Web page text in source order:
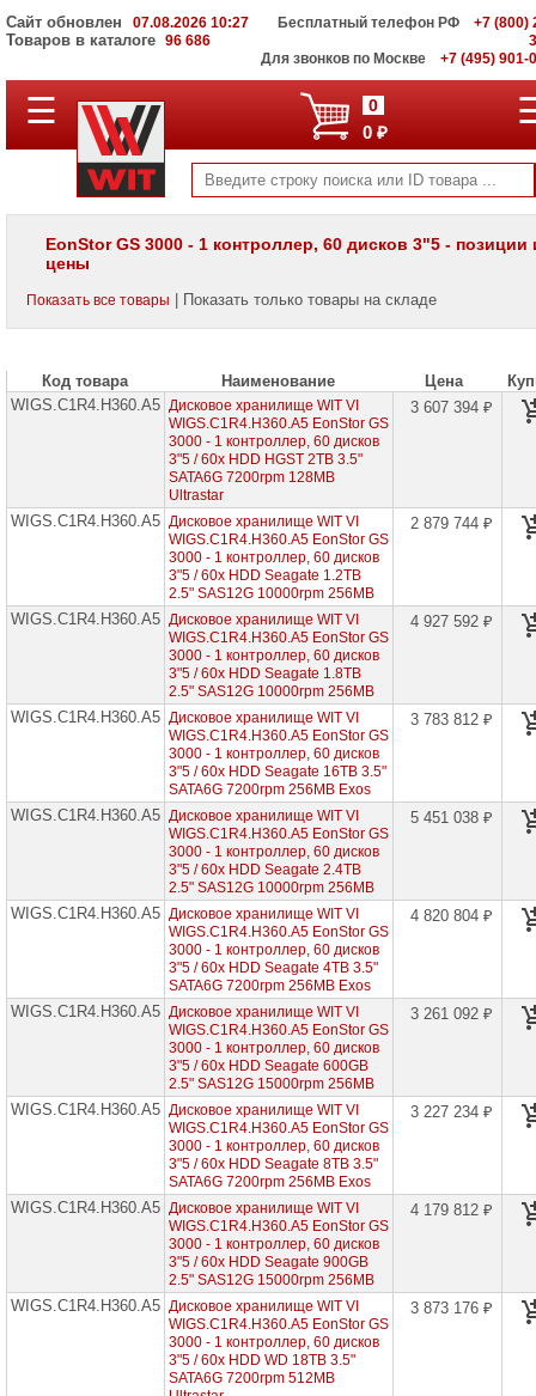
Сайт обновлен 07.08.2026 10:27
Товаров в каталоге 96 686
Бесплатный телефон РФ
+7 (800)
Для звонков по Москве
+7 (495) 901-
ПОЛНЫЙ
КАТАЛОГ
Корпоративные
серверы
WIT
Системы
данных
WIT
Infortrend
EonStor
DS
2000
DS
3000
DS
4000
GS
1000
2000
3000
1
EonStor
контроллер,
16
☰ 0
0 ₽
EonStor GS 3000 - 1 контроллер, 60 дисков 3"5 - позиции
цены
Показать все товары | Показать только товары на складе
Код товара Наименование Цена
WIGS.C1R4.H360.A5 Дисковое хранилище WIT VI
WIGS.C1R4.H360.A5 EonStor GS
3000 - 1 контроллер, 60 дисков
3"5 / 60x HDD HGST 2TB 3.5"
SATA6G 7200rpm 128MB
Ultrastar
3 607 394 ₽
WIGS.C1R4.H360.A5 Дисковое хранилище WIT VI
WIGS.C1R4.H360.A5 EonStor GS
3000 - 1 контроллер, 60 дисков
3"5 / 60x HDD Seagate 1.2TB
2.5" SAS12G 10000rpm 256MB
2 879 744 ₽
WIGS.C1R4.H360.A5 Дисковое хранилище WIT VI
WIGS.C1R4.H360.A5 EonStor GS
3000 - 1 контроллер, 60 дисков
3"5 / 60x HDD Seagate 1.8TB
2.5" SAS12G 10000rpm 256MB
4 927 592 ₽
WIGS.C1R4.H360.A5 Дисковое хранилище WIT VI
WIGS.C1R4.H360.A5 EonStor GS
3000 - 1 контроллер, 60 дисков
3"5 / 60x HDD Seagate 16TB 3.5"
SATA6G 7200rpm 256MB Exos
3 783 812 ₽
WIGS.C1R4.H360.A5 Дисковое хранилище WIT VI
WIGS.C1R4.H360.A5 EonStor GS
3000 - 1 контроллер, 60 дисков
3"5 / 60x HDD Seagate 2.4TB
2.5" SAS12G 10000rpm 256MB
5 451 038 ₽
WIGS.C1R4.H360.A5 Дисковое хранилище WIT VI
WIGS.C1R4.H360.A5 EonStor GS
3000 - 1 контроллер, 60 дисков
3"5 / 60x HDD Seagate 4TB 3.5"
SATA6G 7200rpm 256MB Exos
4 820 804 ₽
WIGS.C1R4.H360.A5 Дисковое хранилище WIT VI
WIGS.C1R4.H360.A5 EonStor GS
3000 - 1 контроллер, 60 дисков
3"5 / 60x HDD Seagate 600GB
2.5" SAS12G 15000rpm 256MB
3 261 092 ₽
WIGS.C1R4.H360.A5 Дисковое хранилище WIT VI
WIGS.C1R4.H360.A5 EonStor GS
3000 - 1 контроллер, 60 дисков
3"5 / 60x HDD Seagate 8TB 3.5"
SATA6G 7200rpm 256MB Exos
3 227 234 ₽
WIGS.C1R4.H360.A5 Дисковое хранилище WIT VI
WIGS.C1R4.H360.A5 EonStor GS
3000 - 1 контроллер, 60 дисков
3"5 / 60x HDD Seagate 900GB
2.5" SAS12G 15000rpm 256MB
4 179 812 ₽
WIGS.C1R4.H360.A5 Дисковое хранилище WIT VI
WIGS.C1R4.H360.A5 EonStor GS
3000 - 1 контроллер, 60 дисков
3"5 / 60x HDD WD 18TB 3.5"
SATA6G 7200rpm 512MB
3 873 176 ₽